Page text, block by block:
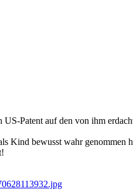
Patent auf den von ihm
Kind bewusst wahr genommen